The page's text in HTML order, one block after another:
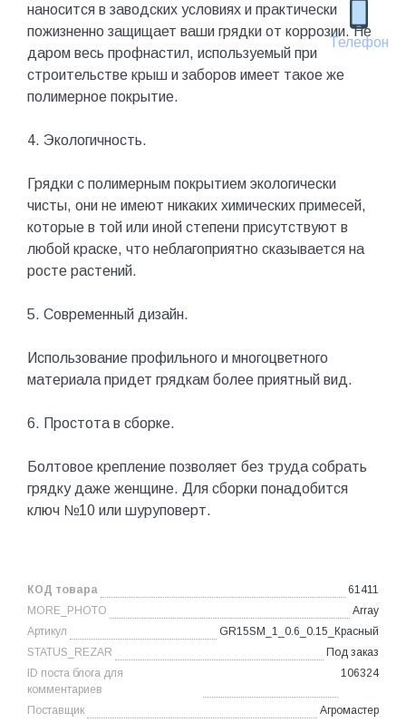
Телефон
наносится в заводских условиях и практически
пожизненно защищает ваши грядки от коррозии. Не
даром весь профнастил, используемый при
строительстве крыш и заборов имеет такое же
полимерное покрытие.
4. Экологичность.
Грядки с полимерным покрытием экологически
чисты, они не имеют никаких химических примесей,
которые в той или иной степени присутствуют в
любой краске, что неблагоприятно сказывается на
росте растений.
5. Современный дизайн.
Использование профильного и многоцветного
материала придет грядкам более приятный вид.
6. Простота в сборке.
Болтовое крепление позволяет без труда собрать
грядку даже женщине. Для сборки понадобится
ключ №10 или шуруповерт.
КОД товара
61411
MORE_PHOTO
Array
Артикул
GR15SM_1_0.6_0.15_Красный
STATUS_REZAR
Под заказ
ID поста блога для
комментариев
106324
Поставщик
Агромастер